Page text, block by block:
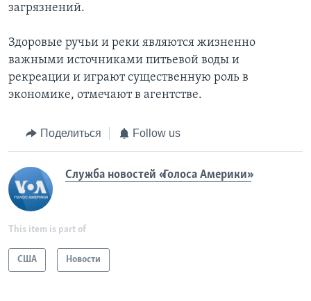
загрязнений.
Здоровые ручьи и реки являются жизненно
важными источниками питьевой воды и
рекреации и играют существенную роль в
экономике, отмечают в агентстве.
Поделиться Follow us
Служба новостей «Голоса Америки»
This item is part of
США Новости